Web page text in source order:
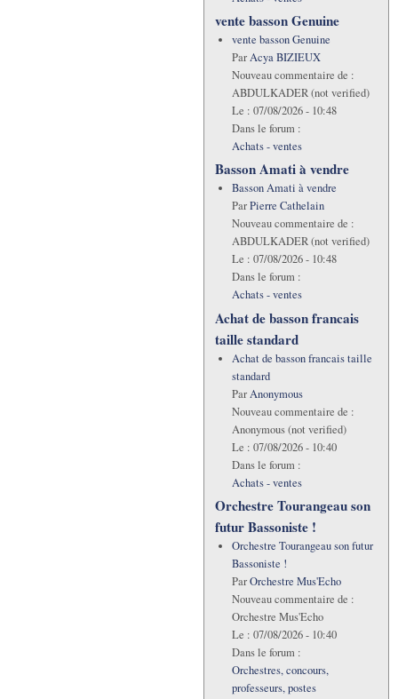
vente basson Genuine
vente basson Genuine
ParAcya BIZIEUX
Nouveau commentaire de :
ABDULKADER (not verified)
Le : 07/08/2026 - 10:48
Dans le forum :
Achats - ventes
Basson Amati à vendre
Basson Amati à vendre
ParPierre Cathelain
Nouveau commentaire de :
ABDULKADER (not verified)
Le : 07/08/2026 - 10:48
Dans le forum :
Achats - ventes
Achat de basson francais
taille standard
Achat de basson francais taille
standard
ParAnonymous
Nouveau commentaire de :
Anonymous (not verified)
Le : 07/08/2026 - 10:40
Dans le forum :
Achats - ventes
Orchestre Tourangeau son
futur Bassoniste !
Orchestre Tourangeau son futur
Bassoniste !
ParOrchestre Mus'Echo
Nouveau commentaire de :
Orchestre Mus'Echo
Le : 07/08/2026 - 10:40
Dans le forum :
Orchestres, concours,
professeurs, postes